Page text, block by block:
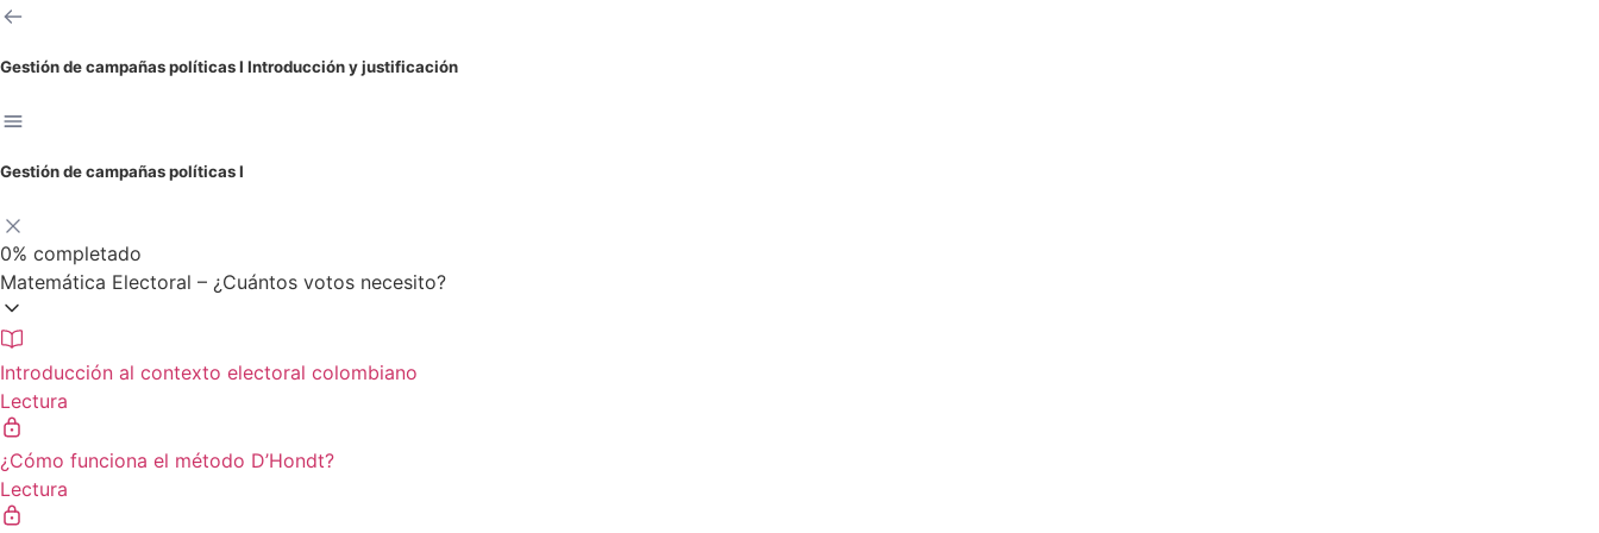
Gestión de campañas políticas I Introducción y justificación
Gestión de campañas políticas I
0% completado
Matemática Electoral – ¿Cuántos votos necesito?
Introducción al contexto electoral colombiano
Lectura
¿Cómo funciona el método D’Hondt?
Lectura